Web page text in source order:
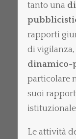
tanto una
rapporti
di
dinamico-
particolare
suoi
Le attività